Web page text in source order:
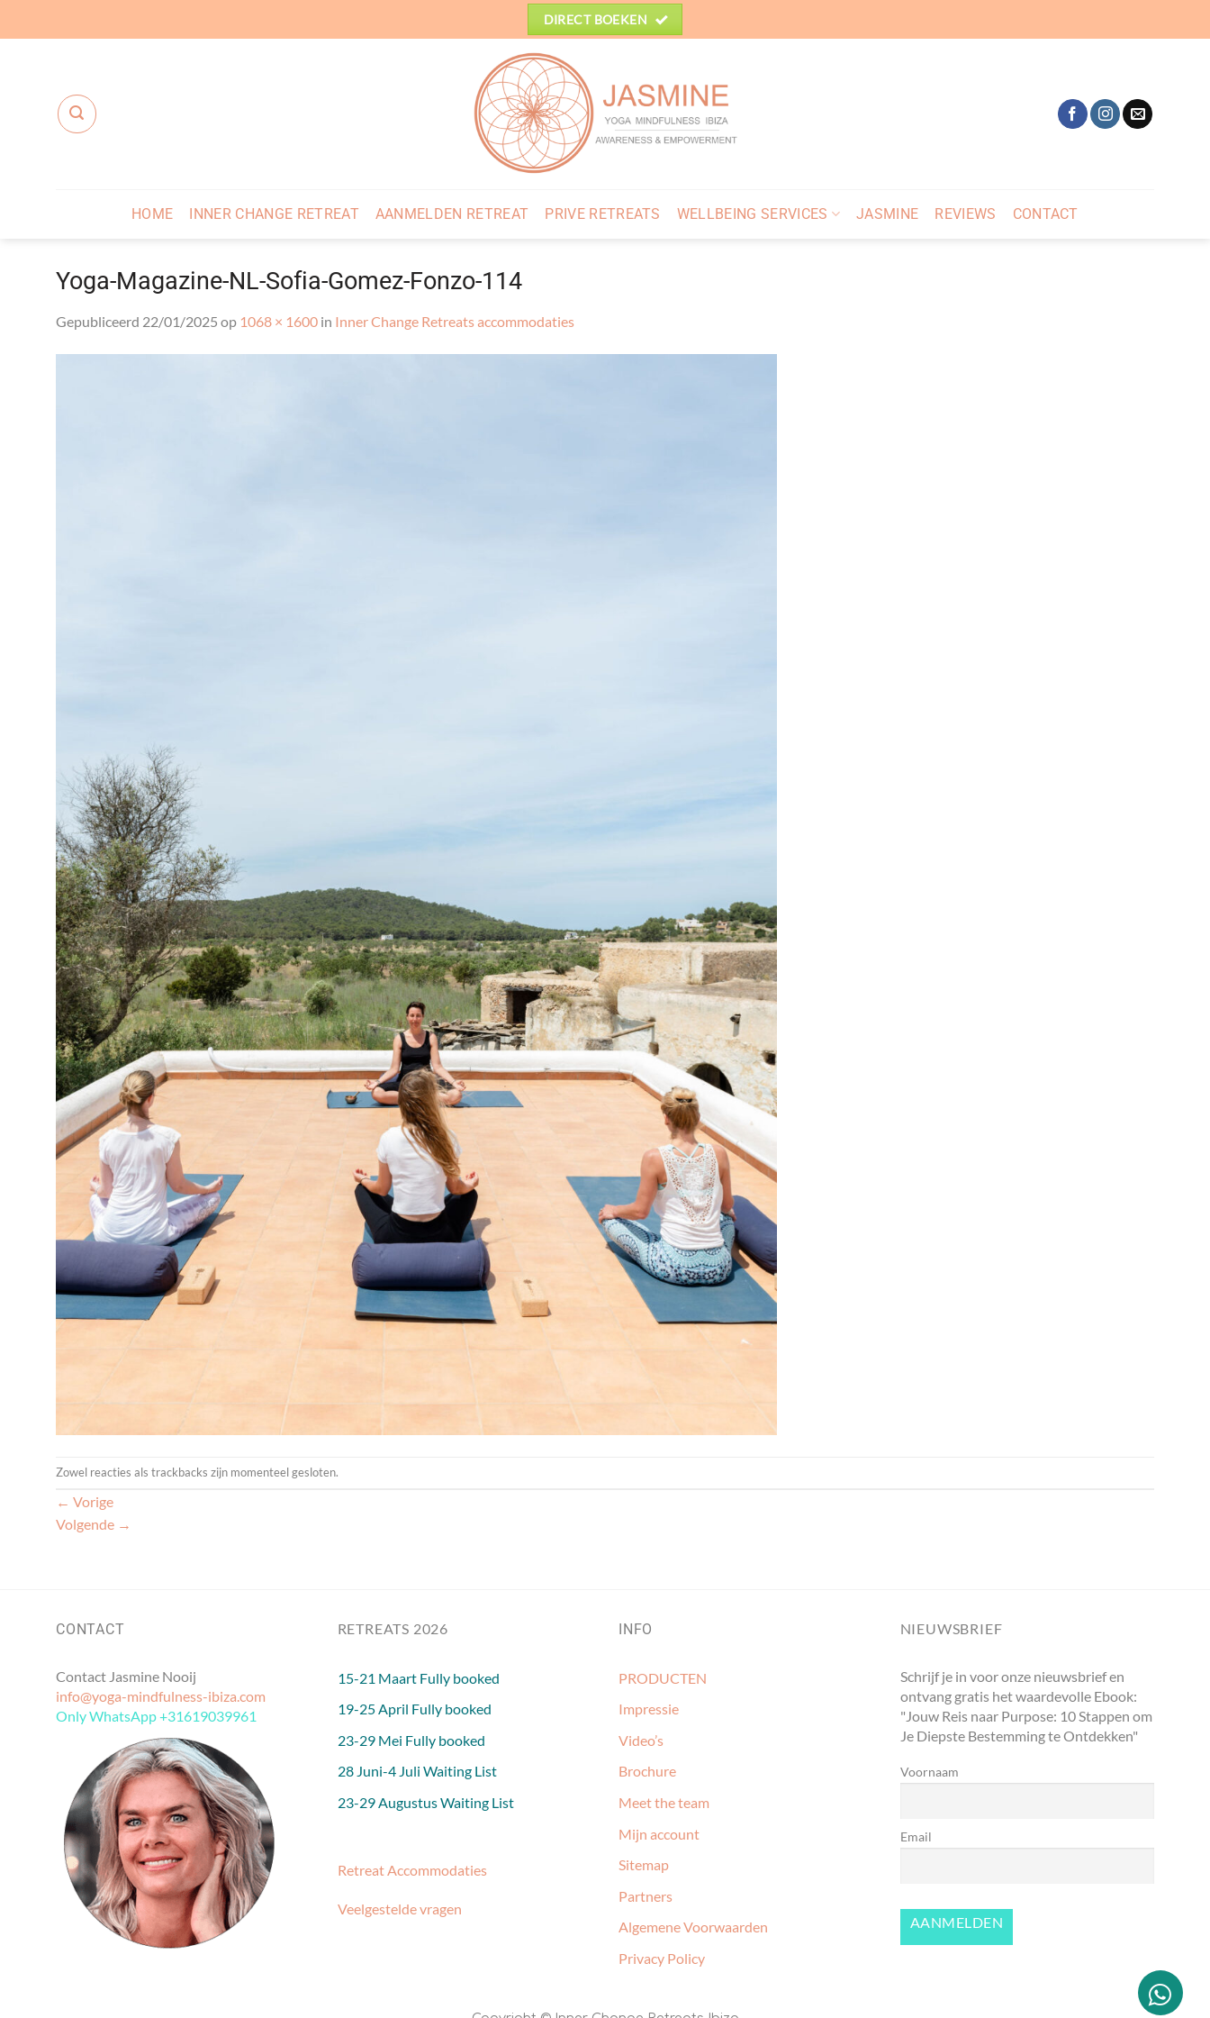
DIRECT BOEKEN
HOME INNER CHANGE RETREAT AANMELDEN RETREAT PRIVE RETREATS WELLBEING SERVICES JASMINE REVIEWS CONTACT
Yoga-Magazine-NL-Sofia-Gomez-Fonzo-114
Gepubliceerd 22/01/2025 op 1068 × 1600 in Inner Change Retreats accommodaties
Zowel reacties als trackbacks zijn momenteel gesloten.
← Vorige
Volgende →
CONTACT
Contact Jasmine Nooij
info@yoga-mindfulness-ibiza.com
Only WhatsApp +31619039961
RETREATS 2026
15-21 Maart Fully booked
19-25 April Fully booked
23-29 Mei Fully booked
28 Juni-4 Juli Waiting List
23-29 Augustus Waiting List
Retreat Accommodaties
Veelgestelde vragen
INFO
PRODUCTEN
Impressie
Video’s
Brochure
Meet the team
Mijn account
Sitemap
Partners
Algemene Voorwaarden
Privacy Policy
NIEUWSBRIEF
Schrijf je in voor onze nieuwsbrief en
ontvang gratis het waardevolle Ebook:
"Jouw Reis naar Purpose: 10 Stappen om
Je Diepste Bestemming te Ontdekken"
Voornaam
Email